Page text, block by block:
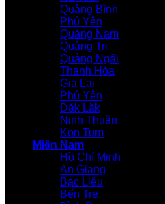
Quảng Bình
Phú Yên
Quảng Nam
Quảng Trị
Quảng Ngãi
Thanh Hóa
Gia Lai
Phú Yên
Đăk Lăk
Ninh Thuận
Kon Tum
Miền Nam
Hồ Chí Minh
An Giang
Bạc Liêu
Bến Tre